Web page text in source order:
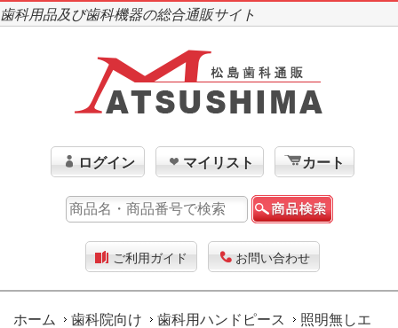
歯科用品及び歯科機器の総合通販サイト
ログイン マイリスト カート
ご利用ガイド お問い合わせ
ホーム 歯科院向け 歯科用ハンドピース
照明無しエ